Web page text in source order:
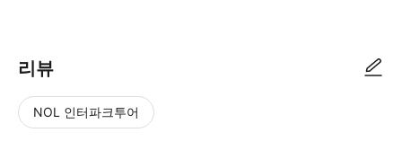
리뷰
NOL 인터파크투어